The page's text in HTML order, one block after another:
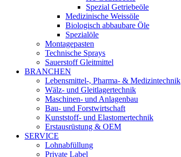
Spezial Getriebeöle
Medizinische Weissöle
Biologisch abbaubare Öle
Spezialöle
Montagepasten
Technische Sprays
Sauerstoff Gleitmittel
BRANCHEN
Lebensmittel-, Pharma- & Medizintechnik
Wälz- und Gleitlagertechnik
Maschinen- und Anlagenbau
Bau- und Forstwirtschaft
Kunststoff- und Elastomertechnik
Erstausrüstung & OEM
SERVICE
Lohnabfüllung
Private Label